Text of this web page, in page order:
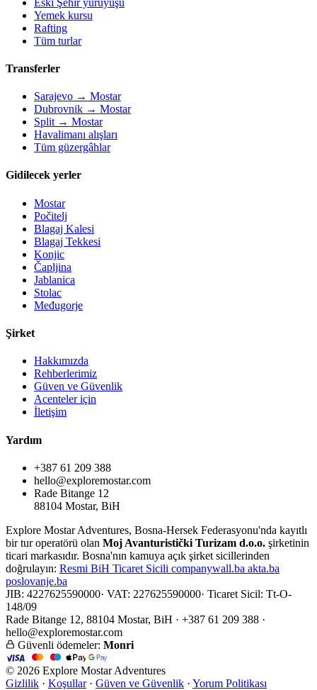
Yemek kursu
Rafting
Tüm turlar
Transferler
Sarajevo → Mostar
Dubrovnik → Mostar
Split → Mostar
Havalimanı alışları
Tüm güzergâhlar
Gidilecek yerler
Mostar
Počitelj
Blagaj Kalesi
Blagaj Tekkesi
Konjic
Čapljina
Jablanica
Stolac
Međugorje
Şirket
Hakkımızda
Rehberlerimiz
Güven ve Güvenlik
Acenteler için
İletişim
Yardım
+387 61 209 388
hello@exploremostar.com
Rade Bitange 12
88104 Mostar, BiH
Explore Mostar Adventures, Bosna-Hersek Federasyonu'nda kayıtlı
bir tur operatörü olan Moj Avanturistički Turizam d.o.o. şirketinin
ticari markasıdır. Bosna'nın kamuya açık şirket sicillerinden
doğrulayın: Resmi BiH Ticaret Sicili companywall.ba akta.ba
poslovanje.ba
JIB: 4227625590000· VAT: 227625590000· Ticaret Sicil: Tt-O-
148/09
Rade Bitange 12, 88104 Mostar, BiH · +387 61 209 388 ·
hello@exploremostar.com
Güvenli ödemeler: Monri
© 2026 Explore Mostar Adventures
Gizlilik · Koşullar· Güven ve Güvenlik · Yorum Politikası